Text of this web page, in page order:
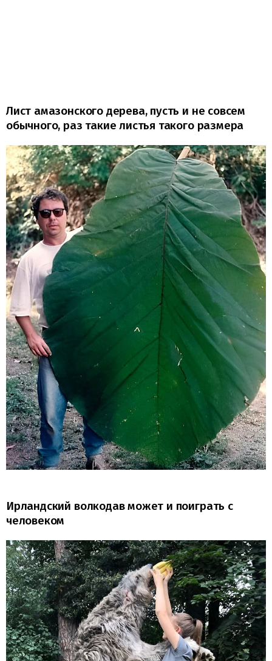
Лист амазонского дерева, пусть и не совсем
обычного, раз такие листья такого размера
Ирландский волкодав может и поиграть с
человеком